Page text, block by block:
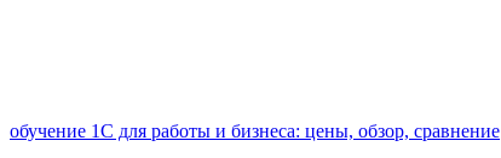
обучение 1С для работы и бизнеса: цены, обзор, сравнение